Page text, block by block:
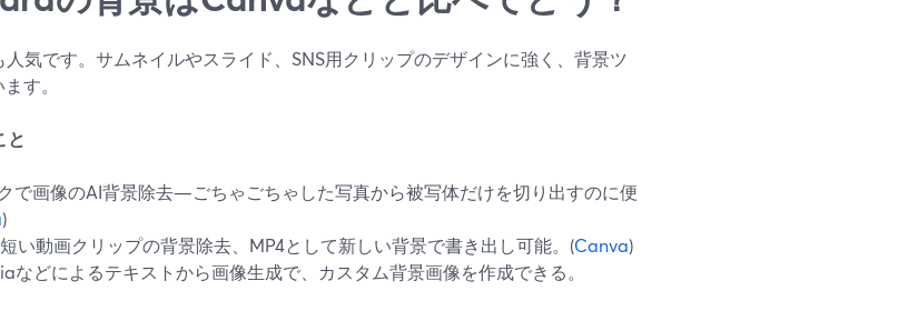
気です。サムネイルやスライド、SNS用クリップのデザインに強く、背景ツ
す。
と
で画像のAI背景除去—ごちゃごちゃした写真から被写体だけを切り出すのに便
)
い動画クリップの背景除去、MP4として新しい背景で書き出し可能。(Canva)
などによるテキストから画像生成で、カスタム背景画像を作成できる。